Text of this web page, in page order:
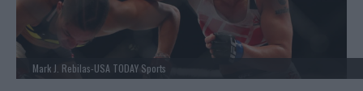
Mark J. Rebilas-USA TODAY Sports